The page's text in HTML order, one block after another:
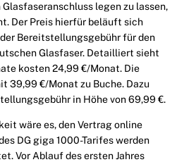
legen zu lassen,
Der Preis hierfür beläuft sich
Bereitstellungsgebühr für den
Glasfaser. Detailliert sieht
kosten 24,99 €/Monat. Die
39,99 €/Monat zu Buche. Dazu
in Höhe von 69,99 €.
wäre es, den Vertrag online
DG giga 1000-Tarifes werden
Vor Ablauf des ersten Jahres